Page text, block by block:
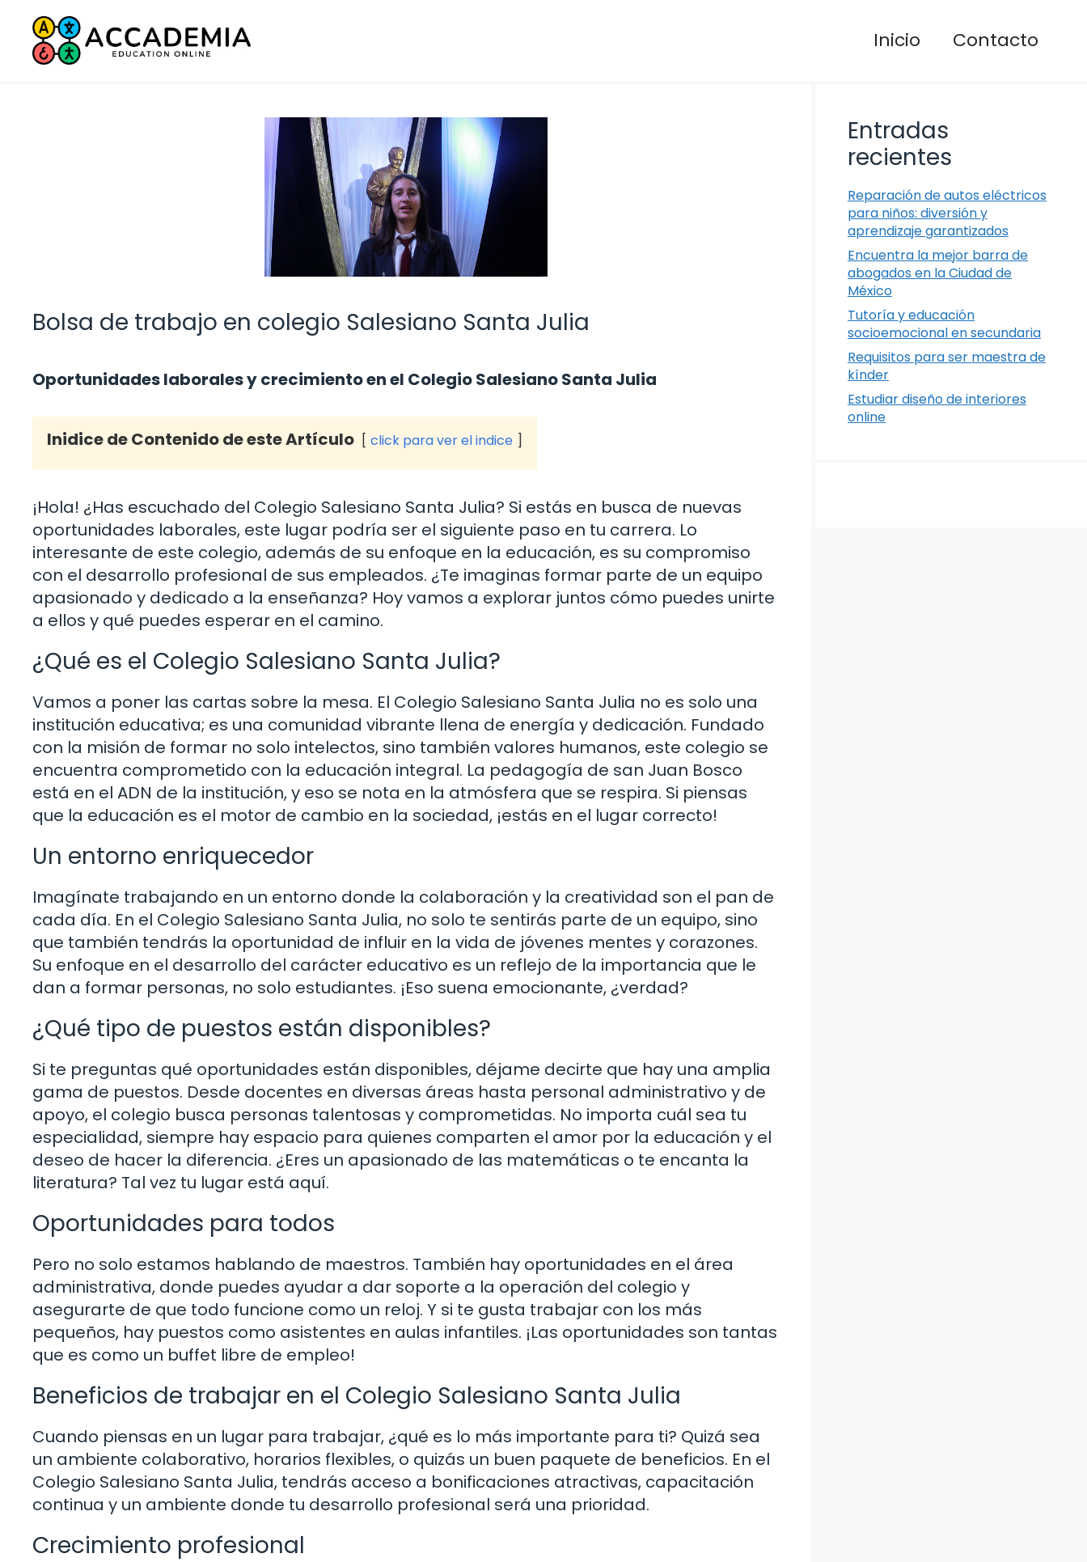
Saltar
contenido
Inicio Contacto
Bolsa de trabajo en colegio Salesiano Santa Julia
Oportunidades laborales y crecimiento en el Colegio Salesiano Santa Julia
Inidice de Contenido de este Artículo click para ver el indice
¡Hola! ¿Has escuchado del Colegio Salesiano Santa Julia? Si estás en busca de nuevas
oportunidades laborales, este lugar podría ser el siguiente paso en tu carrera. Lo
interesante de este colegio, además de su enfoque en la educación, es su compromiso
con el desarrollo profesional de sus empleados. ¿Te imaginas formar parte de un equipo
apasionado y dedicado a la enseñanza? Hoy vamos a explorar juntos cómo puedes unirte
a ellos y qué puedes esperar en el camino.
¿Qué es el Colegio Salesiano Santa Julia?
Vamos a poner las cartas sobre la mesa. El Colegio Salesiano Santa Julia no es solo una
institución educativa; es una comunidad vibrante llena de energía y dedicación. Fundado
con la misión de formar no solo intelectos, sino también valores humanos, este colegio se
encuentra comprometido con la educación integral. La pedagogía de san Juan Bosco
está en el ADN de la institución, y eso se nota en la atmósfera que se respira. Si piensas
que la educación es el motor de cambio en la sociedad, ¡estás en el lugar correcto!
Un entorno enriquecedor
Imagínate trabajando en un entorno donde la colaboración y la creatividad son el pan de
cada día. En el Colegio Salesiano Santa Julia, no solo te sentirás parte de un equipo, sino
que también tendrás la oportunidad de influir en la vida de jóvenes mentes y corazones.
Su enfoque en el desarrollo del carácter educativo es un reflejo de la importancia que le
dan a formar personas, no solo estudiantes. ¡Eso suena emocionante, ¿verdad?
¿Qué tipo de puestos están disponibles?
Si te preguntas qué oportunidades están disponibles, déjame decirte que hay una amplia
gama de puestos. Desde docentes en diversas áreas hasta personal administrativo y de
apoyo, el colegio busca personas talentosas y comprometidas. No importa cuál sea tu
especialidad, siempre hay espacio para quienes comparten el amor por la educación y el
deseo de hacer la diferencia. ¿Eres un apasionado de las matemáticas o te encanta la
literatura? Tal vez tu lugar está aquí.
Oportunidades para todos
Pero no solo estamos hablando de maestros. También hay oportunidades en el área
administrativa, donde puedes ayudar a dar soporte a la operación del colegio y
asegurarte de que todo funcione como un reloj. Y si te gusta trabajar con los más
pequeños, hay puestos como asistentes en aulas infantiles. ¡Las oportunidades son tantas
que es como un buffet libre de empleo!
Beneficios de trabajar en el Colegio Salesiano Santa Julia
Cuando piensas en un lugar para trabajar, ¿qué es lo más importante para ti? Quizá sea
un ambiente colaborativo, horarios flexibles, o quizás un buen paquete de beneficios. En el
Colegio Salesiano Santa Julia, tendrás acceso a bonificaciones atractivas, capacitación
continua y un ambiente donde tu desarrollo profesional será una prioridad.
Crecimiento profesional
Entradas
recientes
Reparación de autos eléctricos
para niños: diversión y
aprendizaje garantizados
Encuentra la mejor barra de
abogados en la Ciudad de
México
Tutoría y educación
socioemocional en secundaria
Requisitos para ser maestra de
kínder
Estudiar diseño de interiores
online